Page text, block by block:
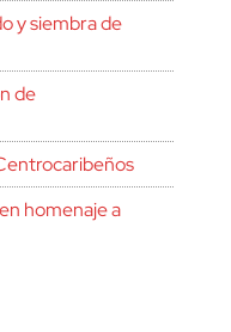
y siembra de
de
homenaje a